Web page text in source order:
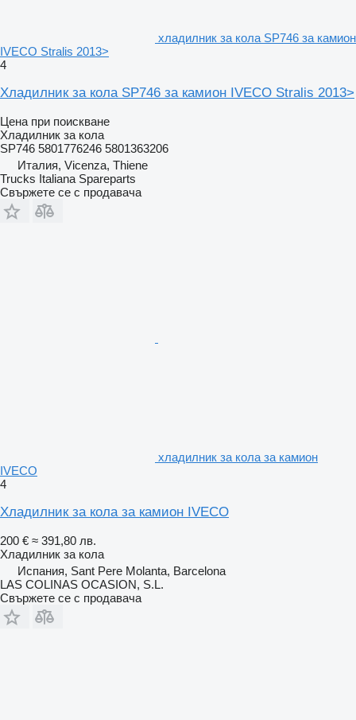
хладилник за кола SP746 за камион
IVECO Stralis 2013>
4
Хладилник за кола SP746 за камион IVECO Stralis 2013>
Цена при поискване
Хладилник за кола
SP746 5801776246 5801363206
Италия, Vicenza, Thiene
Trucks Italiana Spareparts
Свържете се с продавача
хладилник за кола за камион
IVECO
4
Хладилник за кола за камион IVECO
200 € ≈ 391,80 лв.
Хладилник за кола
Испания, Sant Pere Molanta, Barcelona
LAS COLINAS OCASION, S.L.
Свържете се с продавача